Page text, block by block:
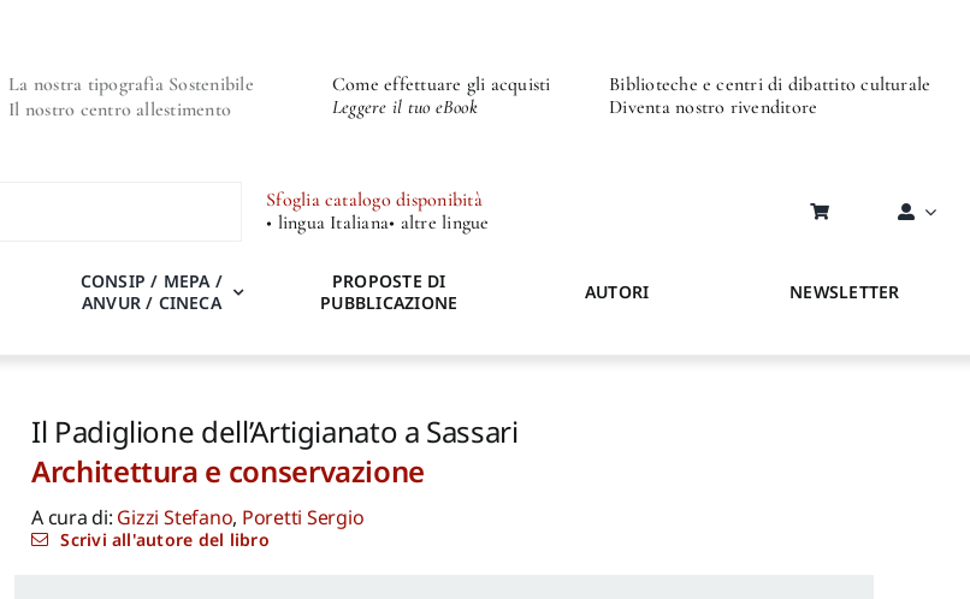
La nostra tipografia Sostenibile
Il nostro centro allestimento
Come effettuare gli acquisti
Leggere il tuo eBook
Biblioteche e centri di dibattito culturale
Diventa nostro rivenditore
Sfoglia catalogo disponibità
• lingua Italiana• altre lingue
CONSIP / MEPA /
ANVUR / CINECA
PROPOSTE DI
PUBBLICAZIONE
AUTORI NEWSLETTER
Il Padiglione dell’Artigianato a Sassari
Architettura e conservazione
A cura di: Gizzi Stefano, Poretti Sergio
Scrivi all'autore del libro